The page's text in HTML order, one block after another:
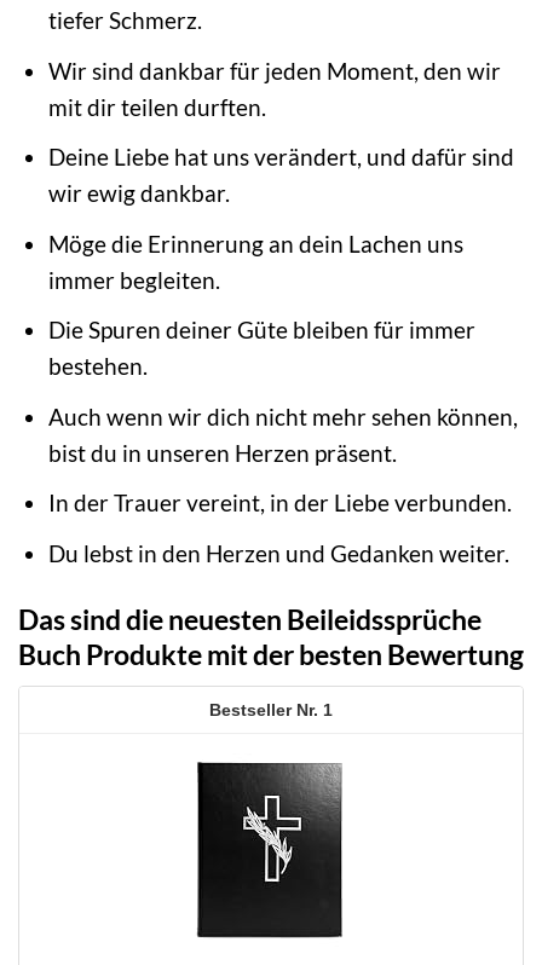
tiefer Schmerz.
Wir sind dankbar für jeden Moment, den wir
mit dir teilen durften.
Deine Liebe hat uns verändert, und dafür sind
wir ewig dankbar.
Möge die Erinnerung an dein Lachen uns
immer begleiten.
Die Spuren deiner Güte bleiben für immer
bestehen.
Auch wenn wir dich nicht mehr sehen können,
bist du in unseren Herzen präsent.
In der Trauer vereint, in der Liebe verbunden.
Du lebst in den Herzen und Gedanken weiter.
Das sind die neuesten Beileidssprüche
Buch Produkte mit der besten Bewertung
1